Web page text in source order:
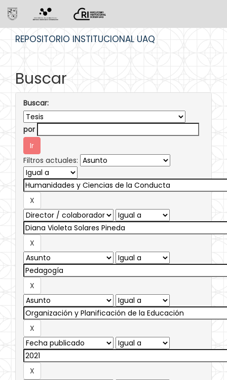
REPOSITORIO INSTITUCIONAL UAQ
Buscar
Buscar:
por
Filtros actuales: